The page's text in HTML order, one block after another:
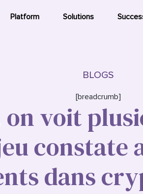
Platform Solutions
BLOGS
[breadcrumb]
on voit
constate
dans